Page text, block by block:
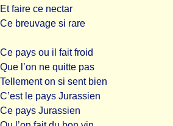
Et faire ce nectar
Ce breuvage si rare
Ce pays ou il fait froid
Que l’on ne quitte pas
Tellement on si sent bien
C’est le pays Jurassien
Ce pays Jurassien